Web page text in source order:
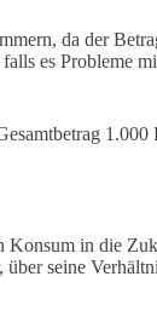
da der
es Probleme
1.000
Konsum in die
seine